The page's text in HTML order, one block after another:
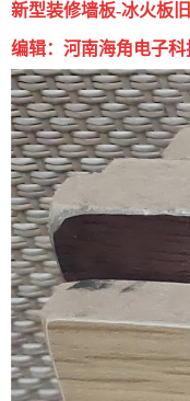
新型装修墙板-冰火板
编辑：河南海角电子科